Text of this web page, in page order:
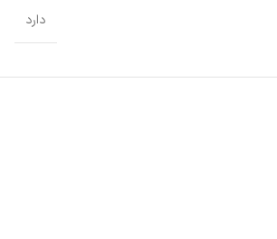
دارد